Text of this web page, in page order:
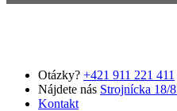
Otázky? +421 911 221 411
Nájdete nás Strojnícka 18/
Kontakt